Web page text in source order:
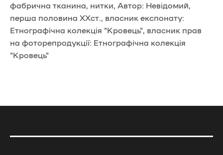
фабрична тканина, нитки, Автор: Невідомий,
перша половина ХХст., власник експонату:
Етнографічна колекція "Кровець", власник прав
на фоторепродукції: Етнографічна колекція
"Кровець"